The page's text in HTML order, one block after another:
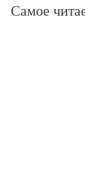
Самое